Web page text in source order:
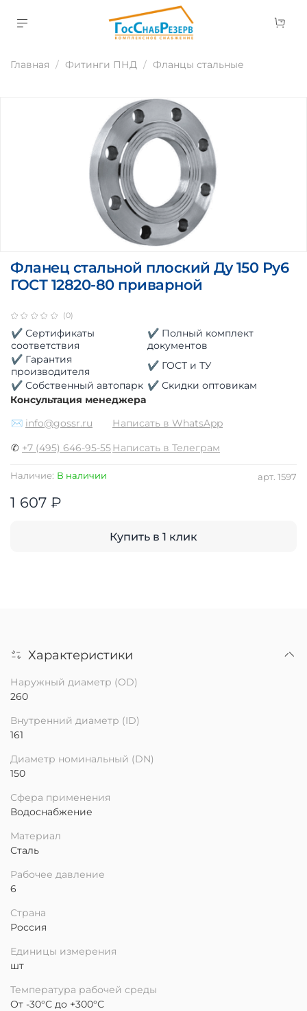
Главная Фитинги ПНД Фланцы стальные
(0)
арт. 1597
Наличие: В наличии
Фланец стальной плоский Ду 150 Ру6
ГОСТ 12820-80 приварной
1 607 ₽
Купить в 1 клик
✔ Сертификаты
соответствия
✔ Полный комплект
документов
✔ Гарантия
производителя
✔ ГОСТ и ТУ
✔ Собственный автопарк ✔ Скидки оптовикам
Консультация менеджера
✉ info@gossr.ru
Написать в WhatsApp
✆ +7 (495) 646-95-55Написать в Телеграм
Характеристики
Наружный диаметр (OD)
260
Внутренний диаметр (ID)
161
Диаметр номинальный (DN)
150
Сфера применения
Водоснабжение
Материал
Сталь
Рабочее давление
6
Страна
Россия
Единицы измерения
шт
Температура рабочей среды
От -30°С до +300°С